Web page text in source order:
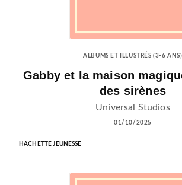
ALBUMS ET ILLUSTRÉS (3-6 ANS)
Gabby et la maison
des sirènes
Universal Studios
01/10/2025
HACHETTE JEUNESSE